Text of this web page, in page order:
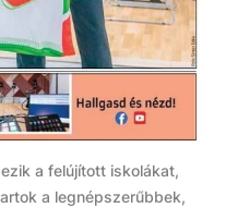
a felújított iskolákat,
a legnépszerűbbek,